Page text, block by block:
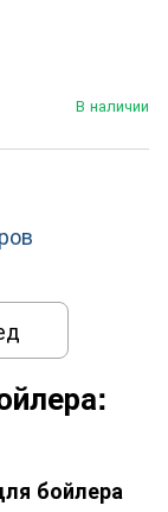
В наличии
бойлера